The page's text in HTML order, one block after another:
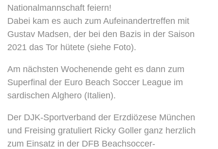
Nationalmannschaft feiern!
Dabei kam es auch zum Aufeinandertreffen mit
Gustav Madsen, der bei den Bazis in der Saison
2021 das Tor hütete (siehe Foto).
Am nächsten Wochenende geht es dann zum
Superfinal der Euro Beach Soccer League im
sardischen Alghero (Italien).
Der DJK-Sportverband der Erzdiözese München
und Freising gratuliert Ricky Goller ganz herzlich
zum Einsatz in der DFB Beachsoccer-